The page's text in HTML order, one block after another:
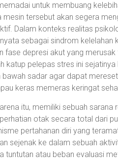
untuk membuang
mesin tersebut akan segera
Dalam konteks realitas
sebagai sindrom kelelahan
fase depresi akut yang
katup pelepas stres ini
bawah sadar agar dapat
keras memeras keringat
itu, memiliki sebuah
otak secara total dari
pertahanan diri yang
sejenak ke dalam sebuah
tuntutan atau beban evaluasi